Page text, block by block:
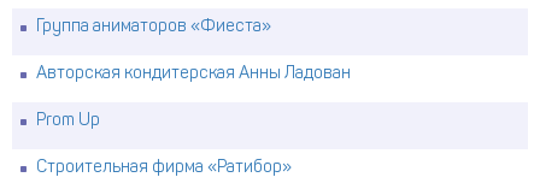
Группа аниматоров «Фиеста»
Авторская кондитерская Анны Ладован
Prom Up
Строительная фирма «Ратибор»